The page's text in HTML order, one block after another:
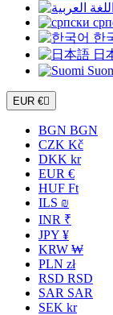
한
日
EUR €
BGN BGN
CZK Kč
DKK kr
EUR €
HUF Ft
ILS ₪
INR ₹
JPY ¥
KRW ₩
PLN zł
RSD RSD
SAR SAR
SEK kr